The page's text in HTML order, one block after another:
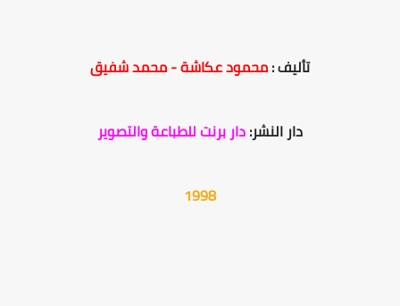
تأليف :محمود عكاشة - محمد شفيق
دار النشر:دار برنت للطباعة والتصوير
1998